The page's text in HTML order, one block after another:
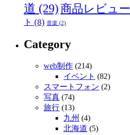
道 (29)商品レビュー
ト (8) 音楽 (2)
Category
web制作 (214)
イベント (82)
スマートフォン (2)
写真 (74)
旅行 (13)
九州 (4)
北海道 (5)